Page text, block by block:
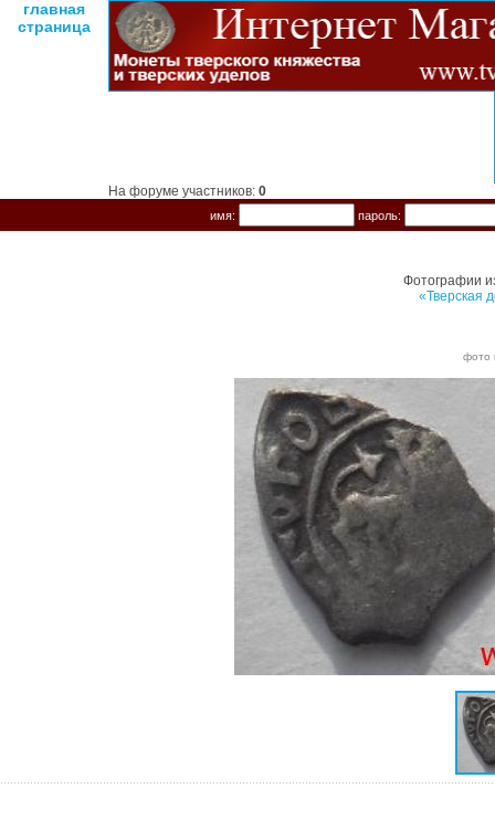
главная
страница
На форуме участников: 0
имя: пароль:
Фотографии
«Тверская
фото